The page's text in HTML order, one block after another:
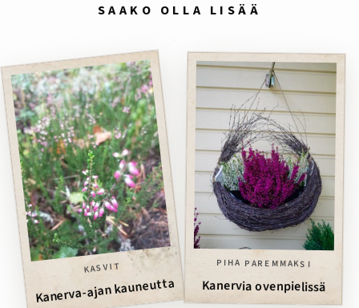
SAAKO OLLA LISÄÄ
KASVIT
Kanerva-ajan kauneutta
PIHA PAREMMAKSI
Kanervia ovenpielissä